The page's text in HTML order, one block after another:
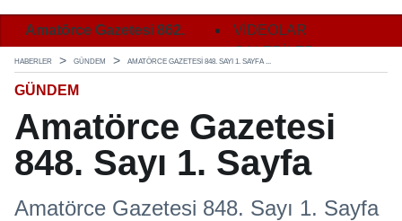
Amatörce Gazetesi 862.
Sayı 1. Sayfa
Amatörce Gazetesi 862.
Sayı 2. Sayfa
VİDEOLAR
GALERİLER
HABERLER GÜNDEM AMATÖRCE GAZETESI 848. SAYI 1. SAYFA ...
GÜNDEM
Amatörce Gazetesi
848. Sayı 1. Sayfa
Amatörce Gazetesi 848. Sayı 1. Sayfa